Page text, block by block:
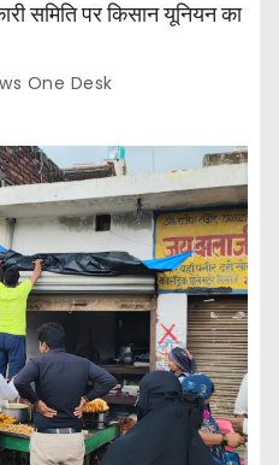
समिति पर किसान यूनियन का
One Desk